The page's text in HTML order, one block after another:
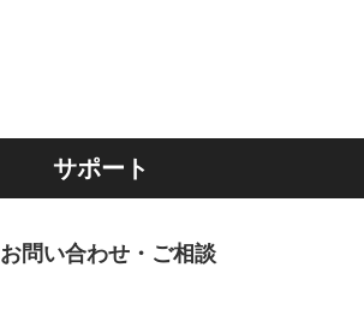
サポート
お問い合わせ・ご相談